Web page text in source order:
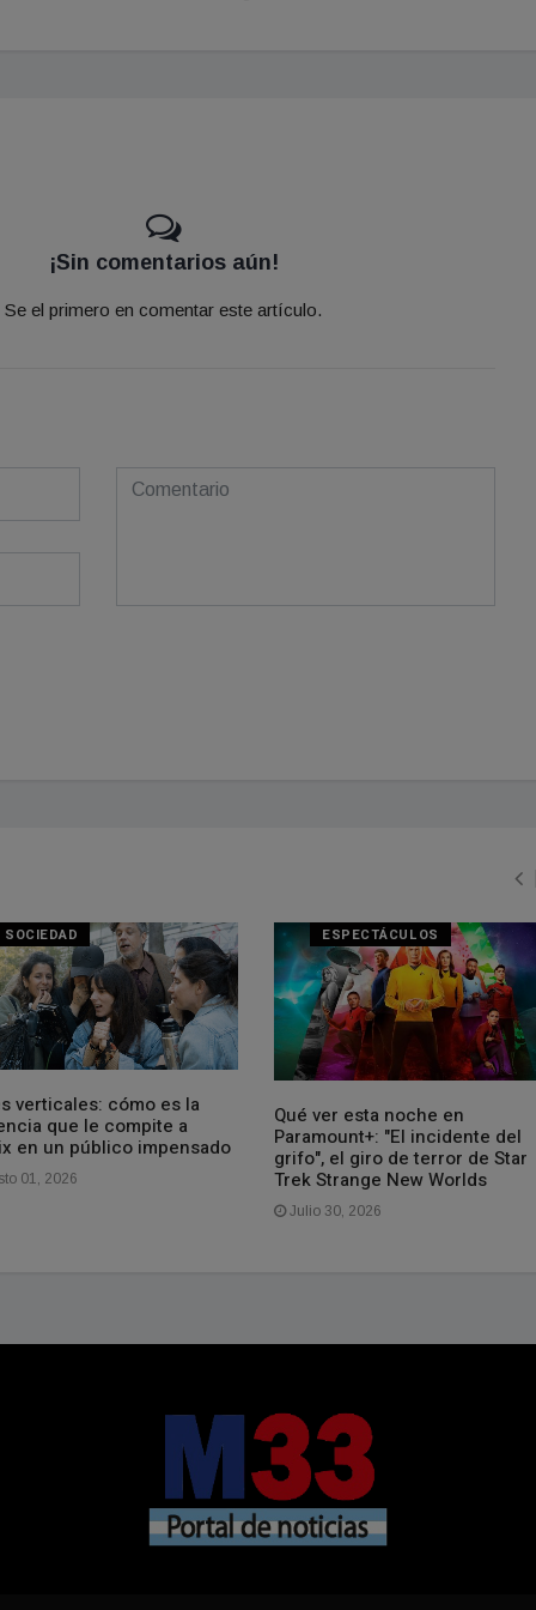
¡Sin comentarios aún!
Se el primero en comentar este artículo.
SOCIEDAD
verticales: cómo es la
que le compite a
en un público impensado
01, 2026
ESPECTÁCULOS
Qué ver esta noche en
Paramount+: "El incidente del
grifo", el giro de terror de Star
Trek Strange New Worlds
Julio 30, 2026